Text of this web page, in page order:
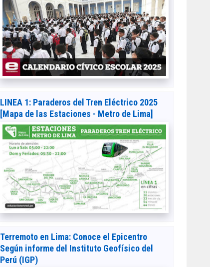
LINEA 1: Paraderos del Tren Eléctrico 2025
[Mapa de las Estaciones - Metro de Lima]
Terremoto en Lima: Conoce el Epicentro
Según informe del Instituto Geofísico del
Perú (IGP)